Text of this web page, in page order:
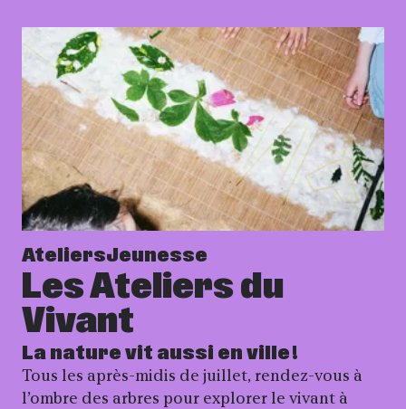
Les Ateliers du
Vivant
La nature vit aussi en ville !
Tous les après-midis de juillet, rendez-vous à
l’ombre des arbres pour explorer le vivant à
AteliersJeunesse